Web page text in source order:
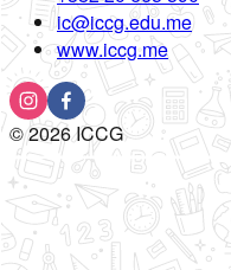
ic@iccg.edu.me
www.iccg.me
©2026ICCG